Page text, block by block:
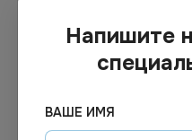
Порошок Лотос Ручная
стирка , 400гр.
Напишите
ВАШЕ ИМЯ